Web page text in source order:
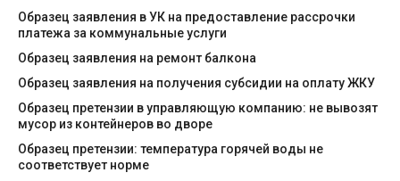
Образец заявления в УК на предоставление рассрочки
платежа за коммунальные услуги
Образец заявления на ремонт балкона
Образец заявления на получения субсидии на оплату ЖКУ
Образец претензии в управляющую компанию: не вывозят
мусор из контейнеров во дворе
Образец претензии: температура горячей воды не
соответствует норме